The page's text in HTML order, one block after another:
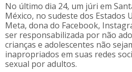
No último dia 24, um júri em
México, no sudeste dos Estados
Meta, dona do Facebook,
ser responsabilizada por não
crianças e adolescentes não
inapropriados em suas redes
sexual por adultos.